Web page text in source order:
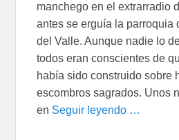
manchego en el extrarradio
antes se erguía la parroquia
del Valle. Aunque nadie lo
todos eran conscientes de
había sido construido sobre
escombros sagrados. Unos
en Seguir leyendo …